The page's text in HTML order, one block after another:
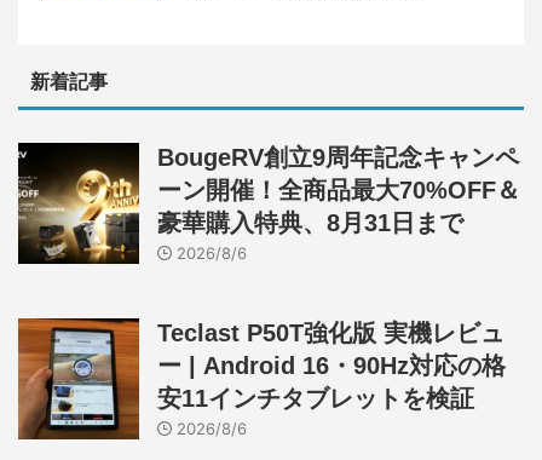
新着記事
BougeRV創立9周年記念キャンペ
ーン開催！全商品最大70%OFF＆
豪華購入特典、8月31日まで
2026/8/6
Teclast P50T強化版 実機レビュ
ー | Android 16・90Hz対応の格
安11インチタブレットを検証
2026/8/6